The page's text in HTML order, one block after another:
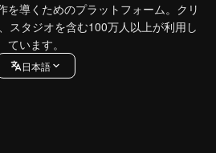
を導くためのプラットフォーム。クリ
スタジオを含む100万人以上が利用し
ています。
日本語